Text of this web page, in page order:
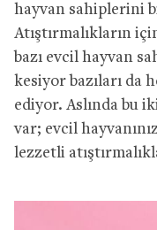
hayvan sahiplerini
Atıştırmalıkların
bazı evcil hayvan
kesiyor bazıları da
ediyor. Aslında bu
var; evcil
lezzetli